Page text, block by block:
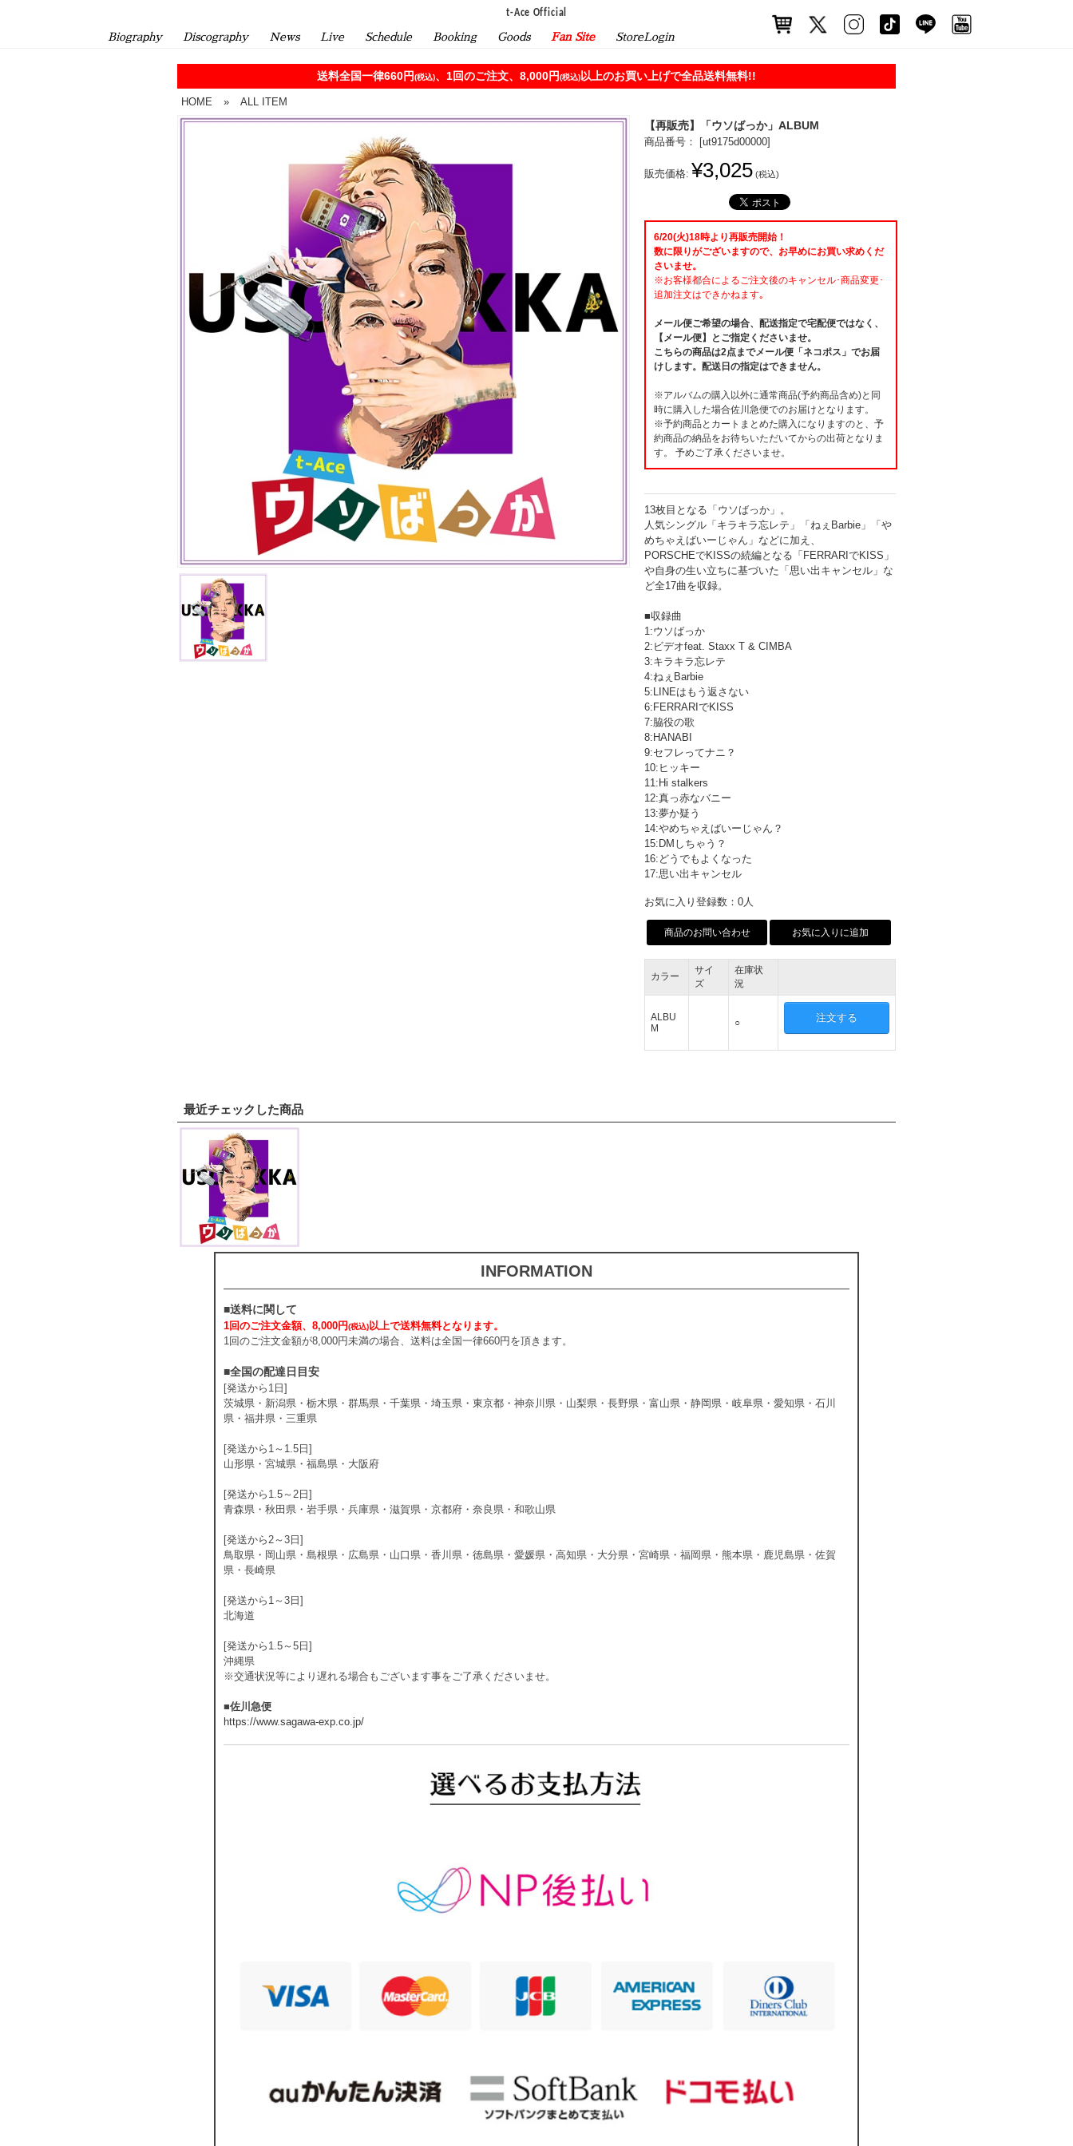
t-Ace Official
Biography Discography News Live Schedule Booking Goods Fan Site StoreLogin
送料全国一律660円(税込)、1回のご注文、8,000円(税込) 以上のお買い上げで全品送料無料!!
HOME » ALL ITEM
【再販売】「ウソばっか」ALBUM
商品番号： [ut9175d00000]
販売価格: ¥3,025 (税込)
6/20(火)18時より再販売開始！
数に限りがございますので、お早めにお買い求めくだ
さいませ。
※お客様都合によるご注文後のキャンセル･商品変更･
追加注文はできかねます｡
メール便ご希望の場合、配送指定で宅配便ではなく、
【メール便】とご指定くださいませ。
こちらの商品は2点までメール便「ネコポス」でお届
けします。配送日の指定はできません。
※アルバムの購入以外に通常商品(予約商品含め)と同
時に購入した場合佐川急便でのお届けとなります。
※予約商品とカートまとめた購入になりますのと、予
約商品の納品をお待ちいただいてからの出荷となりま
す。 予めご了承くださいませ。
13枚目となる「ウソばっか」。
人気シングル「キラキラ忘レテ」「ねぇBarbie」「や
めちゃえばいーじゃん」などに加え、
PORSCHEでKISSの続編となる「FERRARIでKISS」
や自身の生い立ちに基づいた「思い出キャンセル」な
ど全17曲を収録。
■収録曲
1:ウソばっか
2:ビデオfeat. Staxx T & CIMBA
3:キラキラ忘レテ
4:ねぇBarbie
5:LINEはもう返さない
6:FERRARIでKISS
7:脇役の歌
8:HANABI
9:セフレってナニ？
10:ヒッキー
11:Hi stalkers
12:真っ赤なバニー
13:夢か疑う
14:やめちゃえばいーじゃん？
15:DMしちゃう？
16:どうでもよくなった
17:思い出キャンセル
お気に入り登録数：0人
商品のお問い合わせ お気に入りに追加
カラー
サイ
ズ
在庫状
況
ALBU
M
○ 注文する
最近チェックした商品
INFORMATION
■送料に関して
1回のご注文金額、8,000円(税込)以上で送料無料となります。
1回のご注文金額が8,000円未満の場合、送料は全国一律660円を頂きます。
■全国の配達日目安
[発送から1日]
茨城県・新潟県・栃木県・群馬県・千葉県・埼玉県・東京都・神奈川県・山梨県・長野県・富山県・静岡県・岐阜県・愛知県・石川
県・福井県・三重県
[発送から1～1.5日]
山形県・宮城県・福島県・大阪府
[発送から1.5～2日]
青森県・秋田県・岩手県・兵庫県・滋賀県・京都府・奈良県・和歌山県
[発送から2～3日]
鳥取県・岡山県・島根県・広島県・山口県・香川県・徳島県・愛媛県・高知県・大分県・宮崎県・福岡県・熊本県・鹿児島県・佐賀
県・長崎県
[発送から1～3日]
北海道
[発送から1.5～5日]
沖縄県
※交通状況等により遅れる場合もございます事をご了承くださいませ。
■佐川急便
https://www.sagawa-exp.co.jp/